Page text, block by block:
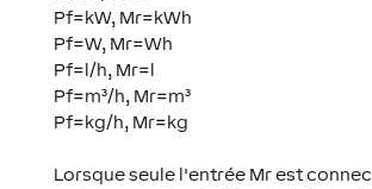
Pf=kW, Mr=kWh
Pf=W, Mr=Wh
Pf=l/h, Mr=l
Pf=m³/h, Mr=m³
Pf=kg/h, Mr=kg
Lorsque seule l'entrée Mr est